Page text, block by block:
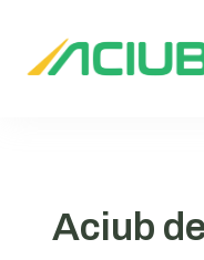
Aciub